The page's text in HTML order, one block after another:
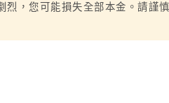
，您可能損失全部本金。請謹